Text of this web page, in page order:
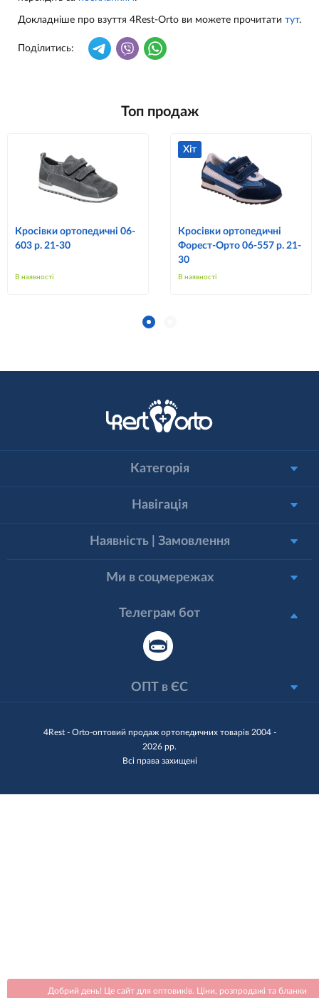
Добрий день! Це сайт для оптовиків. Ціни, розпродажі та бланки
Докладніше про взуття 4Rest-Orto ви можете прочитати тут.
Поділитись:
Топ продаж
Кросівки ортопедичні 06-
603 р. 21-30
В наявності
Хіт
Кросівки ортопедичні
Форест-Орто 06-557 р. 21-
30
В наявності
4Rest - Orto-оптовий продаж ортопедичних товарів 2004 -
2026 рр.
Всі права захищені
Категорія
Навігація
Наявність | Замовлення
Ми в соцмережах
Телеграм бот
ОПТ в ЄС